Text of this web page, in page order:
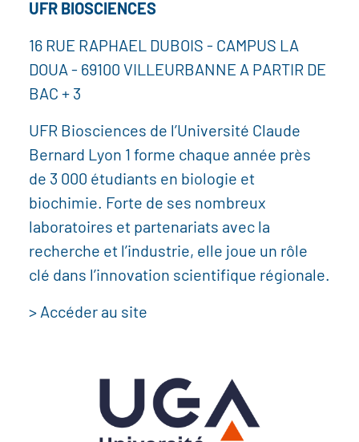
UFR BIOSCIENCES
16 RUE RAPHAEL DUBOIS - CAMPUS LA
DOUA - 69100 VILLEURBANNE A PARTIR DE
BAC + 3
UFR Biosciences de l’Université Claude
Bernard Lyon 1 forme chaque année près
de 3 000 étudiants en biologie et
biochimie. Forte de ses nombreux
laboratoires et partenariats avec la
recherche et l’industrie, elle joue un rôle
clé dans l’innovation scientifique régionale.
> Accéder au site